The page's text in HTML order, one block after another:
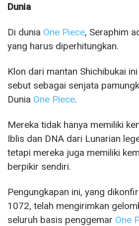
Dunia
Di dunia One Piece, Seraphim
yang harus diperhitungkan.
Klon dari mantan Shichibukai
sebut sebagai senjata
Dunia One Piece.
Mereka tidak hanya memiliki
Iblis dan DNA dari Lunarian
tetapi mereka juga memiliki
berpikir sendiri.
Pengungkapan ini, yang
1072, telah mengirimkan
seluruh basis penggemar One